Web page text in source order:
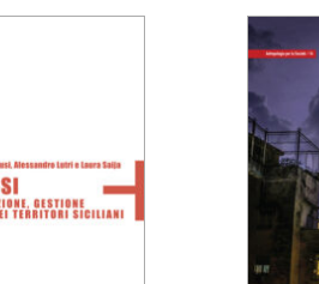
era:
è: